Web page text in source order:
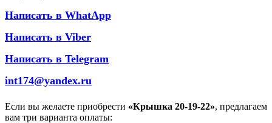
Написать в WhatApp
Написать в Viber
Написать в Telegram
int174@yandex.ru
Если вы желаете приобрести «Крышка 20-19-22», предлагаем
вам три варианта оплаты: